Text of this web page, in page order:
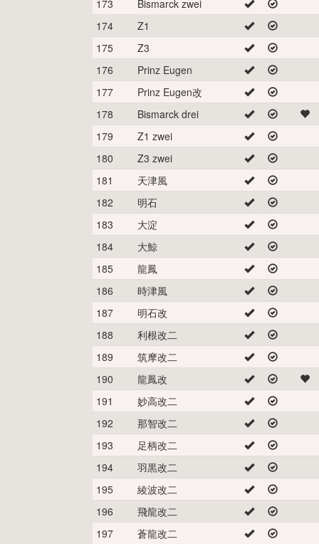
173
Bismarck zwei
174
Z1
175
Z3
176
Prinz Eugen
177
Prinz Eugen改
178
Bismarck drei
179
Z1 zwei
180
Z3 zwei
181
天津風
182
明石
183
大淀
184
大鯨
185
龍鳳
186
時津風
187
明石改
188
利根改二
189
筑摩改二
190
龍鳳改
191
妙高改二
192
那智改二
193
足柄改二
194
羽黒改二
195
綾波改二
196
飛龍改二
197
蒼龍改二